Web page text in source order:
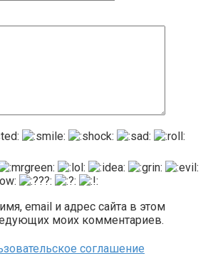
email и адрес сайта в этом
моих комментариев.
соглашение